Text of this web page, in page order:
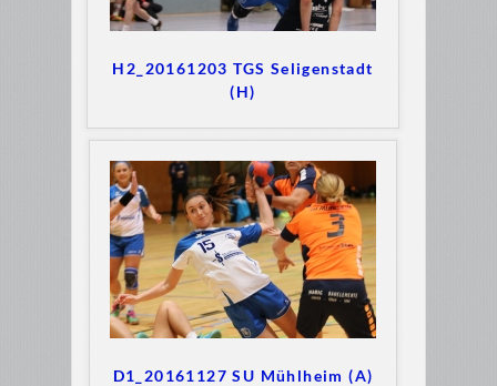
H2_20161203 TGS Seligenstadt
(H)
D1_20161127 SU Mühlheim (A)